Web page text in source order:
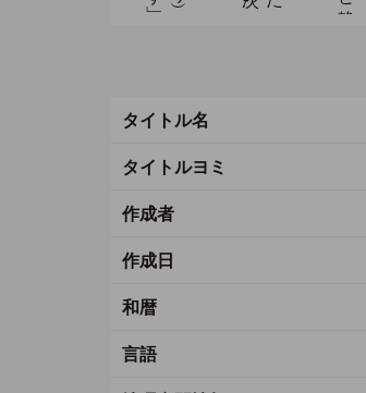
タイトル名
タイトルヨミ
作成者
作成日
和暦
言語